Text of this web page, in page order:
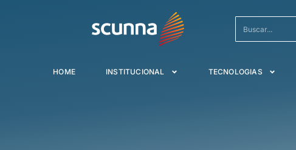
HOME INSTITUCIONAL TECNOLOGIAS